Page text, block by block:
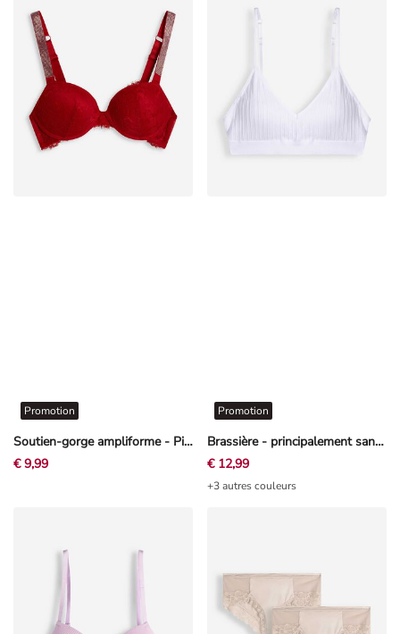
Soutien-gorge ampliforme - Pierres décoratives - Rouge
Promotion
€ 9,99
Brassière - principalement sans coutures - blanc
Promotion
€ 12,99
+3 autres couleurs